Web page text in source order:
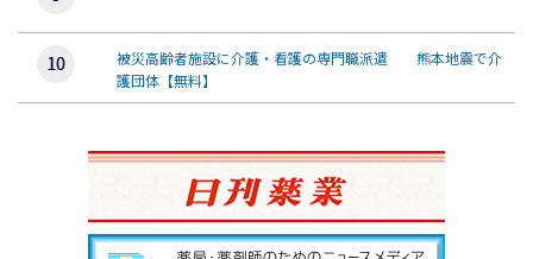
被災高齢者施設に介護・看護の専門職派遣 熊本地震で介
護団体【無料】